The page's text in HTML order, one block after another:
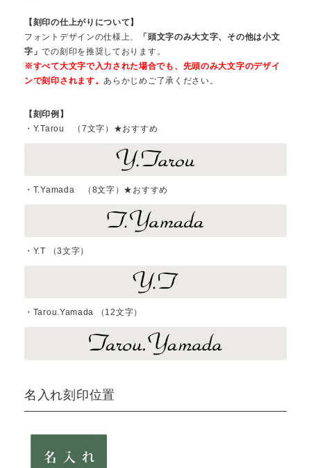
【刻印の仕上がりについて】
フォントデザインの仕様上、
「頭文字のみ大文字、その他は小文
字」での刻印を推奨しております。
※すべて大文字で入力された場合でも、先頭のみ大文字のデザイ
ンで刻印されます。 あらかじめご了承ください。
【刻印例】
・Y.Tarou （7文字）★おすすめ
・T.Yamada （8文字）★おすすめ
・Y.T （3文字）
・Tarou.Yamada （12文字）
名入れ刻印位置